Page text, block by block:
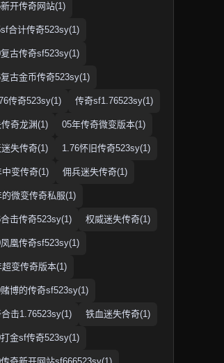
开传奇网站(1)
合计传奇523sy(1)
古传奇sf523sy(1)
古金币传奇523sy(1)
传奇523sy(1) 传奇sf1.76523sy(1)
奇龙渊(1) 05年传奇微变版本(1)
失传奇(1) 1.76怀旧传奇523sy(1)
中变传奇(1) 佣兵迷失传奇(1)
的微变传奇私服(1)
击传奇523sy(1) 权威迷失传奇(1)
凰传奇sf523sy(1)
超变传奇版本(1)
博的传奇sf523sy(1)
击1.76523sy(1) 铁血迷失传奇(1)
金sf传奇523sy(1)